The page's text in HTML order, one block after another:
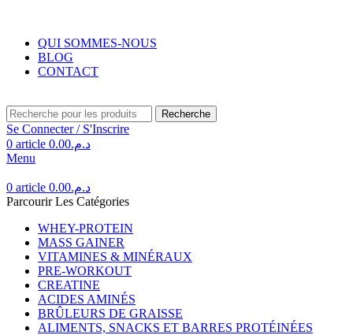
QUI SOMMES-NOUS
BLOG
CONTACT
Recherche
Se Connecter / S'Inscrire
0 article د.م.0.00
Menu
0 article د.م.0.00
Parcourir Les Catégories
WHEY-PROTEIN
MASS GAINER
VITAMINES & MINÉRAUX
PRE-WORKOUT
CREATINE
ACIDES AMINÉS
BRÛLEURS DE GRAISSE
ALIMENTS, SNACKS ET BARRES PROTÉINÉES